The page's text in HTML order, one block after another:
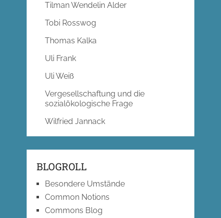
Tilman Wendelin Alder
Tobi Rosswog
Thomas Kalka
Uli Frank
Uli Weiß
Vergesellschaftung und die
sozialökologische Frage
Wilfried Jannack
BLOGROLL
Besondere Umstände
Common Notions
Commons Blog